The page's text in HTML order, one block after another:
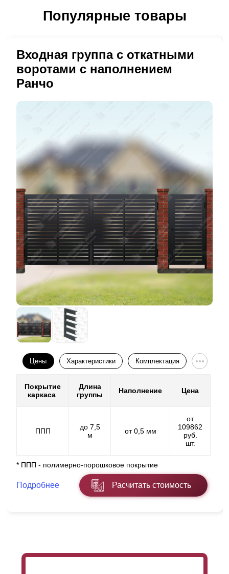
Популярные товары
Входная группа с откатными
воротами с наполнением
Ранчо
Цены Характеристики Комплектация
Покрытие
каркаса
Длина
группы
Наполнение Цена
ППП
до 7,5
м
от 0,5 мм
от
109862
руб.
шт.
* ППП - полимерно-порошковое покрытие
Подробнее Расчитать стоимость